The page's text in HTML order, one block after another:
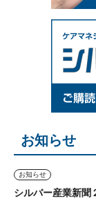
お知らせ
お知らせ
シルバー産業新聞